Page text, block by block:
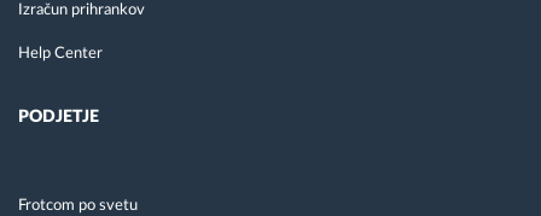
Izračun prihrankov
Help Center
PODJETJE
Frotcom po svetu